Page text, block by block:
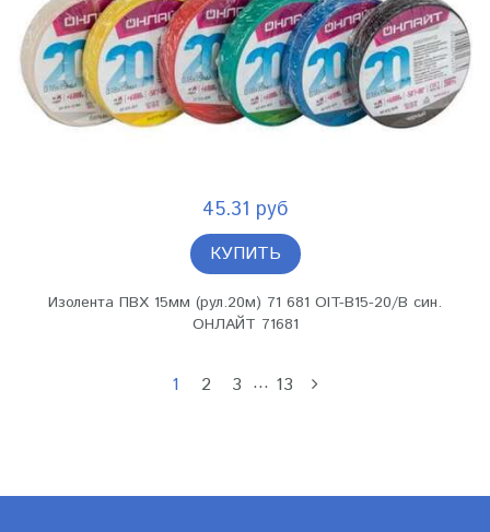
45.31 руб
КУПИТЬ
Изолента ПВХ 15мм (рул.20м) 71 681 OIT-B15-20/B син.
ОНЛАЙТ 71681
1 2 3 … 13